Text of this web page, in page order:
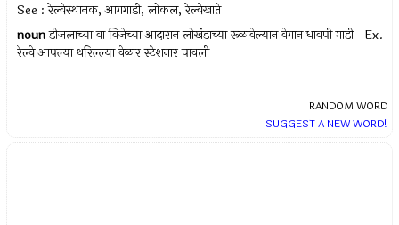
See : रेल्वेस्थानक, आगगाडी, लोकल, रेल्वेखाते
noun डीजलाच्या वा विजेच्या आदारान लोखंडाच्या रूळावेल्यान वेगान धावपी गाडी Ex.
रेल्वे आपल्या थरिल्ल्या वेळार स्टेशनार पावली
RANDOM WORD
SUGGEST A NEW WORD!